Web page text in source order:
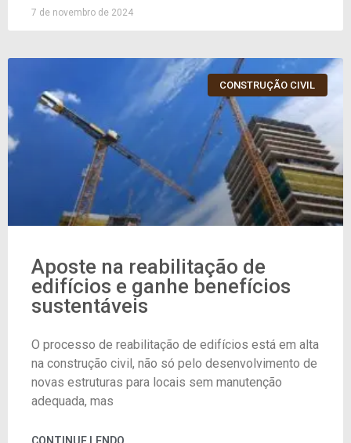
7 de novembro de 2024
CONSTRUÇÃO CIVIL
Aposte na reabilitação de
edifícios e ganhe benefícios
sustentáveis
O processo de reabilitação de edifícios está em alta
na construção civil, não só pelo desenvolvimento de
novas estruturas para locais sem manutenção
adequada, mas